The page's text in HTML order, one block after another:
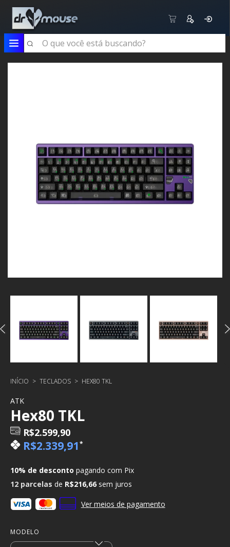
INÍCIO > TECLADOS > HEX80 TKL
ATK
Hex80 TKL
R$2.599,90
R$2.339,91*
10% de desconto pagando com Pix
12 parcelas de R$216,66 sem juros
Ver meios de pagamento
MODELO